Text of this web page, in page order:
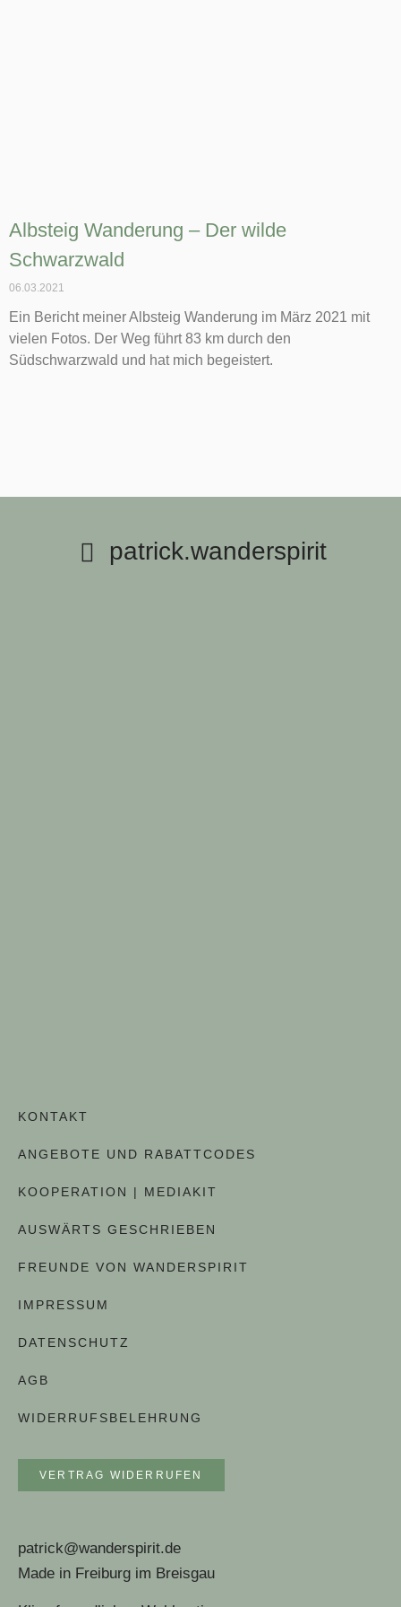
Albsteig Wanderung – Der wilde
Schwarzwald
06.03.2021
Ein Bericht meiner Albsteig Wanderung im März 2021 mit
vielen Fotos. Der Weg führt 83 km durch den
Südschwarzwald und hat mich begeistert.
patrick.wanderspirit
KONTAKT
ANGEBOTE UND RABATTCODES
KOOPERATION | MEDIAKIT
AUSWÄRTS GESCHRIEBEN
FREUNDE VON WANDERSPIRIT
IMPRESSUM
DATENSCHUTZ
AGB
WIDERRUFSBELEHRUNG
VERTRAG WIDERRUFEN
patrick@wanderspirit.de
Made in Freiburg im Breisgau